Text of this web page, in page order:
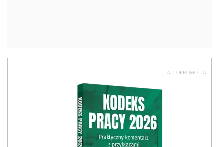
AUTOPROMOCJA